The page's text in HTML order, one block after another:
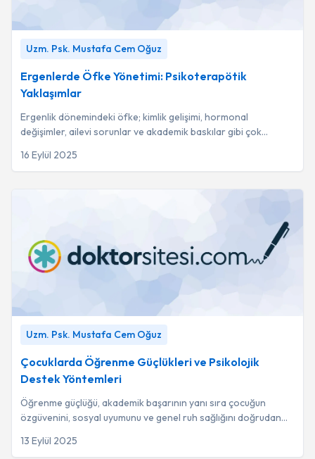
Uzm. Psk. Mustafa Cem Oğuz
Uzm. Psk. Mustafa Cem Oğuz
Ergenlerde Öfke Yönetimi: Psikoterapötik
Yaklaşımlar
Ergenlik dönemindeki öfke; kimlik gelişimi, hormonal
değişimler, ailevi sorunlar ve akademik baskılar gibi çok
16 Eylül 2025
Yöntemleri-Uzm. Psk. Mustafa Cem Oğuz
Uzm. Psk. Mustafa Cem Oğuz
Çocuklarda Öğrenme Güçlükleri ve Psikolojik
Destek Yöntemleri
Öğrenme güçlüğü, akademik başarının yanı sıra çocuğun
özgüvenini, sosyal uyumunu ve genel ruh sağlığını doğrudan
13 Eylül 2025